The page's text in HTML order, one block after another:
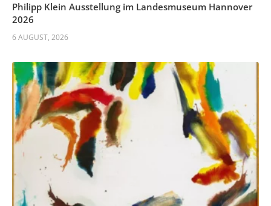
Philipp Klein Ausstellung im Landesmuseum Hannover
2026
6 AUGUST, 2026